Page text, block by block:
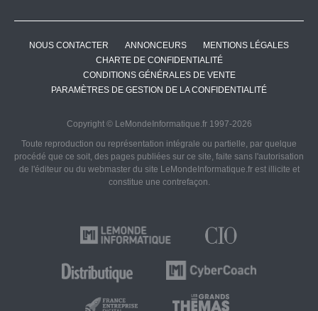
NOUS CONTACTER ANNONCEURS
MENTIONS LÉGALES
CHARTE DE CONFIDENTIALITÉ
CONDITIONS GÉNÉRALES DE VENTE
PARAMÈTRES DE GESTION DE LA CONFIDENTIALITÉ
Copyright © LeMondeInformatique.fr 1997-2026
Toute reproduction ou représentation intégrale ou partielle, par quelque
procédé que ce soit, des pages publiées sur ce site, faite sans l'autorisation
de l'éditeur ou du webmaster du site LeMondeInformatique.fr est illicite et
constitue une contrefaçon.